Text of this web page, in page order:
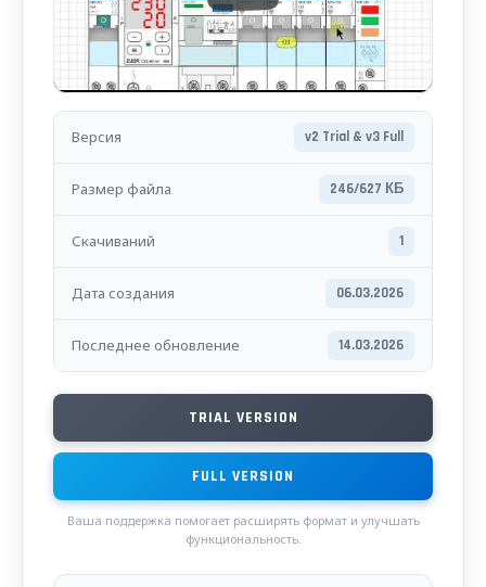
Версия v2 Trial & v3 Full
Размер файла 246/627 КБ
Скачиваний 1
Дата создания 06.03.2026
Последнее обновление 14.03.2026
TRIAL VERSION
FULL VERSION
Ваша поддержка помогает расширять формат и улучшать
функциональность.